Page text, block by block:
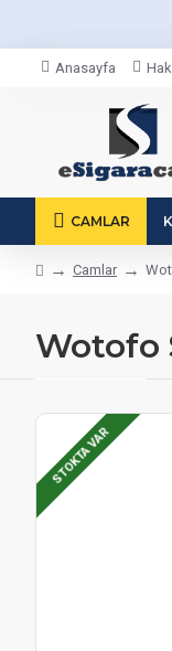
Anasayfa
CAMLAR
Camlar
Wotofo
STOKTA VAR